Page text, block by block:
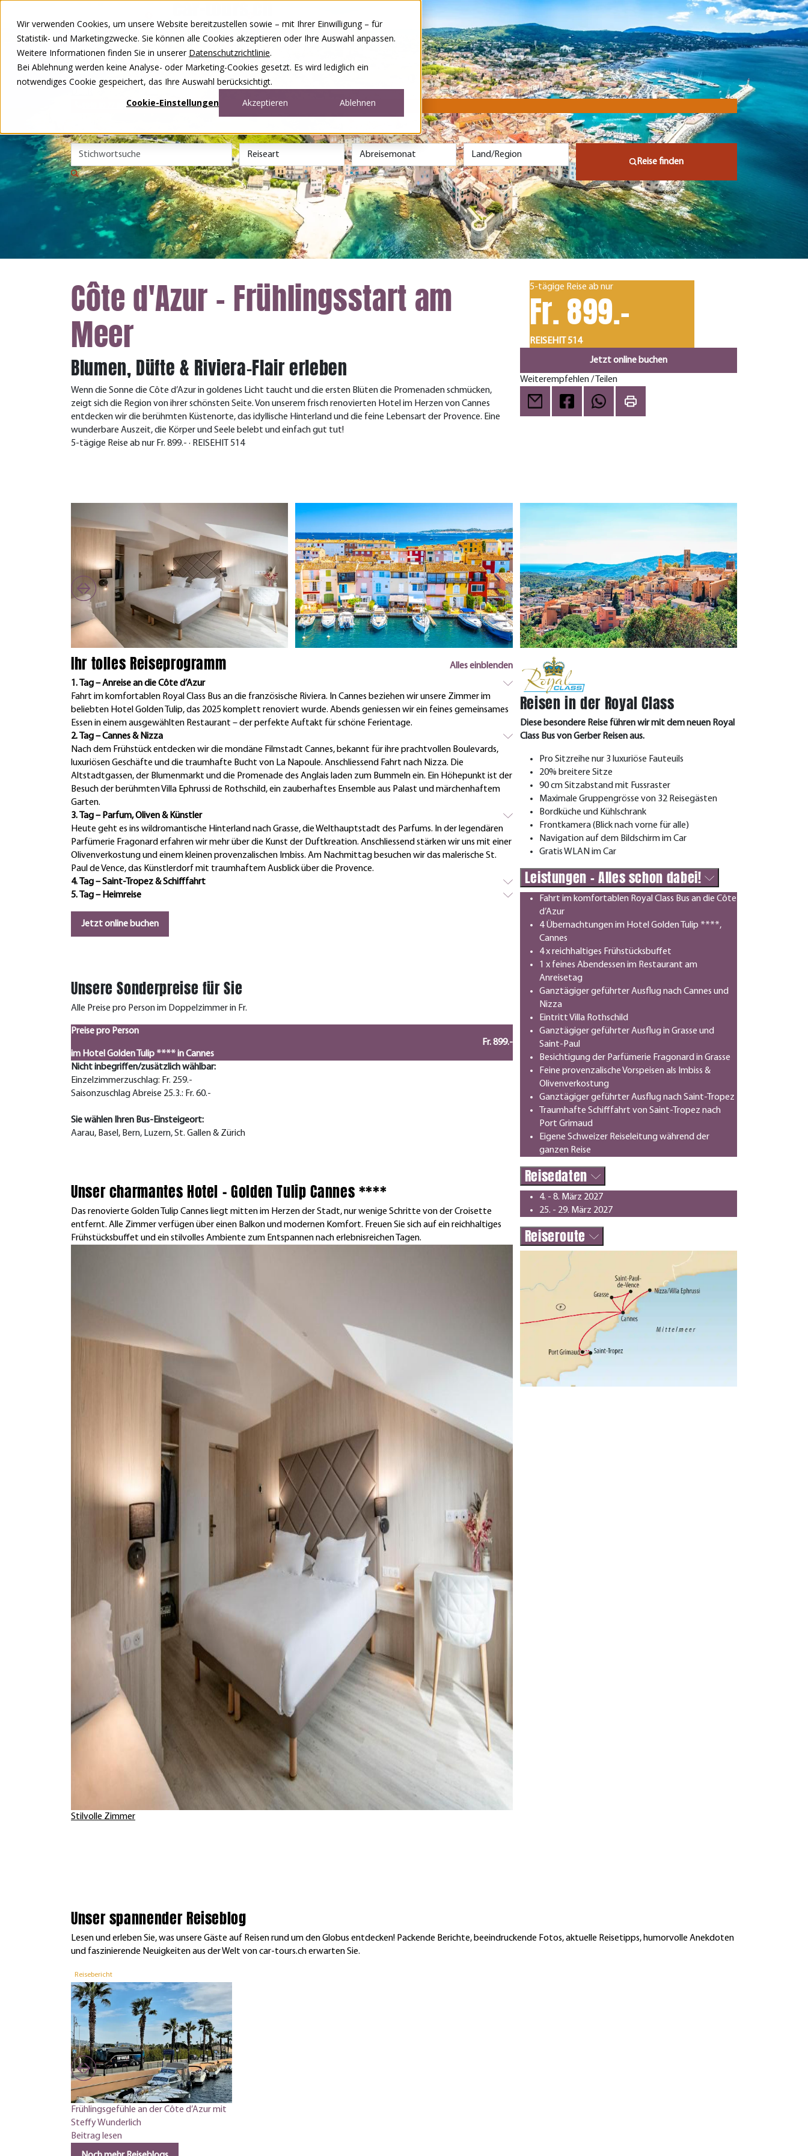
Wir verwenden Cookies, um unsere Website bereitzustellen sowie – mit Ihrer Einwilligung – für
Statistik- und Marketingzwecke. Sie können alle Cookies akzeptieren oder Ihre Auswahl anpassen.
Weitere Informationen finden Sie in unserer Datenschutzrichtlinie.
Bei Ablehnung werden keine Analyse- oder Marketing-Cookies gesetzt. Es wird lediglich ein
notwendiges Cookie gespeichert, das Ihre Auswahl berücksichtigt.
Cookie-Einstellungen
Akzeptieren Ablehnen
Unsere Reisen
Rund ums Reisen
Über uns
Kontakt
Wettbewerb
Reise finden
Côte d'Azur - Frühlingsstart am
Meer
Blumen, Düfte & Riviera-Flair erleben
Wenn die Sonne die Côte d’Azur in goldenes Licht taucht und die ersten Blüten die Promenaden schmücken,
zeigt sich die Region von ihrer schönsten Seite. Von unserem frisch renovierten Hotel im Herzen von Cannes
entdecken wir die berühmten Küstenorte, das idyllische Hinterland und die feine Lebensart der Provence. Eine
wunderbare Auszeit, die Körper und Seele belebt und einfach gut tut!
5-tägige Reise ab nur Fr. 899.- · REISEHIT 514
5-tägige Reise ab nur
Fr. 899.-
REISEHIT 514
Jetzt online buchen
Weiterempfehlen / Teilen
Ihr tolles Reiseprogramm
Alles einblenden
1. Tag – Anreise an die Côte d’Azur
Fahrt im komfortablen Royal Class Bus an die französische Riviera. In Cannes beziehen wir unsere Zimmer im
beliebten Hotel Golden Tulip, das 2025 komplett renoviert wurde. Abends geniessen wir ein feines gemeinsames
Essen in einem ausgewählten Restaurant – der perfekte Auftakt für schöne Ferientage.
2. Tag – Cannes & Nizza
Nach dem Frühstück entdecken wir die mondäne Filmstadt Cannes, bekannt für ihre prachtvollen Boulevards,
luxuriösen Geschäfte und die traumhafte Bucht von La Napoule. Anschliessend Fahrt nach Nizza. Die
Altstadtgassen, der Blumenmarkt und die Promenade des Anglais laden zum Bummeln ein. Ein Höhepunkt ist der
Besuch der berühmten Villa Ephrussi de Rothschild, ein zauberhaftes Ensemble aus Palast und märchenhaftem
Garten.
3. Tag – Parfum, Oliven & Künstler
Heute geht es ins wildromantische Hinterland nach Grasse, die Welthauptstadt des Parfums. In der legendären
Parfümerie Fragonard erfahren wir mehr über die Kunst der Duftkreation. Anschliessend stärken wir uns mit einer
Olivenverkostung und einem kleinen provenzalischen Imbiss. Am Nachmittag besuchen wir das malerische St.
Paul de Vence, das Künstlerdorf mit traumhaftem Ausblick über die Provence.
4. Tag – Saint-Tropez & Schifffahrt
5. Tag – Heimreise
Jetzt online buchen
Unsere Sonderpreise für Sie
Alle Preise pro Person im Doppelzimmer in Fr.
Preise pro Person
im Hotel Golden Tulip **** in Cannes
Fr. 899.-
Nicht inbegriffen/zusätzlich wählbar:
Einzelzimmerzuschlag: Fr. 259.-
Saisonzuschlag Abreise 25.3.: Fr. 60.-
Sie wählen Ihren Bus-Einsteigeort:
Aarau, Basel, Bern, Luzern, St. Gallen & Zürich
Unser charmantes Hotel – Golden Tulip Cannes ****
Das renovierte Golden Tulip Cannes liegt mitten im Herzen der Stadt, nur wenige Schritte von der Croisette
entfernt. Alle Zimmer verfügen über einen Balkon und modernen Komfort. Freuen Sie sich auf ein reichhaltiges
Frühstücksbuffet und ein stilvolles Ambiente zum Entspannen nach erlebnisreichen Tagen.
Stilvolle Zimmer
Reisen in der Royal Class
Diese besondere Reise führen wir mit dem neuen Royal
Class Bus von Gerber Reisen aus.
Pro Sitzreihe nur 3 luxuriöse Fauteuils
20% breitere Sitze
90 cm Sitzabstand mit Fussraster
Maximale Gruppengrösse von 32 Reisegästen
Bordküche und Kühlschrank
Frontkamera (Blick nach vorne für alle)
Navigation auf dem Bildschirm im Car
Gratis WLAN im Car
Leistungen - Alles schon dabei!
Fahrt im komfortablen Royal Class Bus an die Côte
d’Azur
4 Übernachtungen im Hotel Golden Tulip ****,
Cannes
4 x reichhaltiges Frühstücksbuffet
1 x feines Abendessen im Restaurant am
Anreisetag
Ganztägiger geführter Ausflug nach Cannes und
Nizza
Eintritt Villa Rothschild
Ganztägiger geführter Ausflug in Grasse und
Saint-Paul
Besichtigung der Parfümerie Fragonard in Grasse
Feine provenzalische Vorspeisen als Imbiss &
Olivenverkostung
Ganztägiger geführter Ausflug nach Saint-Tropez
Traumhafte Schifffahrt von Saint-Tropez nach
Port Grimaud
Eigene Schweizer Reiseleitung während der
ganzen Reise
Reisedaten
4. - 8. März 2027
25. - 29. März 2027
Reiseroute
Unser spannender Reiseblog
Lesen und erleben Sie, was unsere Gäste auf Reisen rund um den Globus entdecken! Packende Berichte, beeindruckende Fotos, aktuelle Reisetipps, humorvolle Anekdoten
und faszinierende Neuigkeiten aus der Welt von car-tours.ch erwarten Sie.
Reisebericht
Frühlingsgefühle an der Côte d’Azur mit
Steffy Wunderlich
Beitrag lesen